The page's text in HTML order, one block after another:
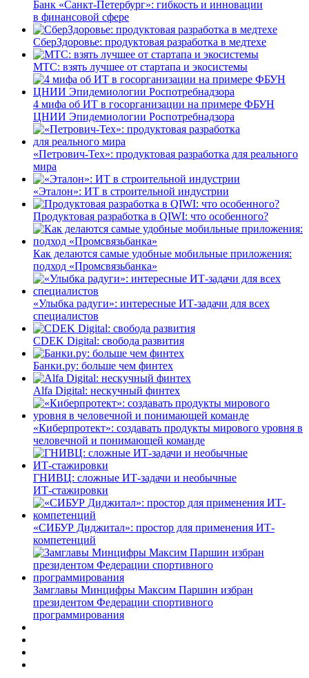
Банк «Санкт-Петербург»: гибкость и инновации
в финансовой сфере
СберЗдоровье: продуктовая разработка в медтехе
МТС: взять лучшее от стартапа и экосистемы
4 мифа об ИТ в госорганизации на примере ФБУН
ЦНИИ Эпидемиологии Роспотребнадзора
«Петрович-Тех»: продуктовая разработка для реального
мира
«Эталон»: ИТ в строительной индустрии
Продуктовая разработка в QIWI: что особенного?
Как делаются самые удобные мобильные приложения:
подход «Промсвязьбанка»
«Улыбка радуги»: интересные ИТ-задачи для всех
специалистов
CDEK Digital: свобода развития
Банки.ру: больше чем финтех
Alfa Digital: нескучный финтех
«Киберпротект»: создавать продукты мирового уровня в
человечной и понимающей команде
ГНИВЦ: сложные ИТ‑задачи и необычные
ИТ‑стажировки
«СИБУР Диджитал»: простор для применения ИТ-
компетенций
Замглавы Минцифры Максим Паршин избран
президентом Федерации спортивного
программирования